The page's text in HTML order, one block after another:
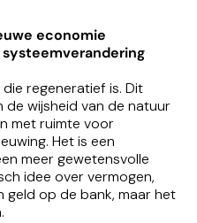
economie
regeneratief is. Dit
wijsheid van de natuur
met ruimte voor
Het is een
meer gewetensvolle
idee over vermogen,
geld op de bank, maar het